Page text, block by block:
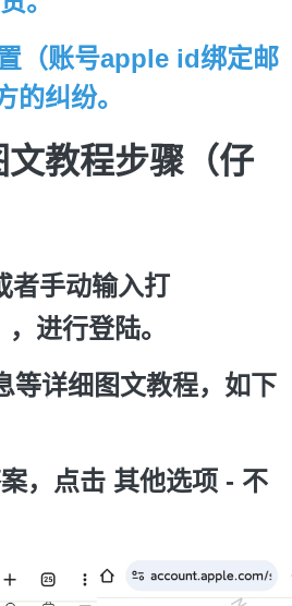
（账号apple id绑定邮
纠纷。
教程步骤（仔
者手动输入打
，进行登陆。
等详细图文教程，如下
，点击 其他选项 - 不